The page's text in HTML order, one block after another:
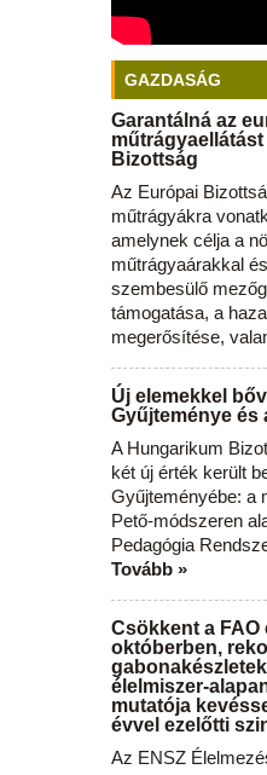
GAZDASÁG
Garantálná az
Bizottság
Az Európai
műtrágyákra
amelynek célja a
műtrágyaárakkal
szembesülő
támogatása, a
megerősítése,
Új elemekkel
Gyűjteménye és
A Hungarikum
két új érték került
Gyűjteményébe: a
Pető-módszeren
Pedagógia
Tovább »
Csökkent a FAO
októberben,
élelmiszer-
mutatója
évvel ezelőtti
Az ENSZ